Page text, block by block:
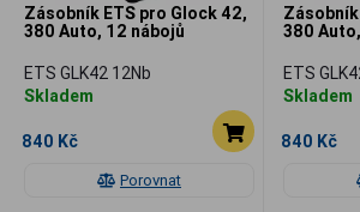
Porovnat
Zásobník ETS pro Glock 42,
380 Auto, 12 nábojů
ETS GLK42 12Nb
Skladem
840 Kč
380
ETS
Skladem
840 Kč